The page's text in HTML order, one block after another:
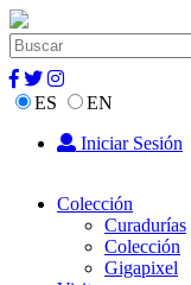
ES
EN
Iniciar Sesión
Colección
Curadurías
Colección
Gigapixel